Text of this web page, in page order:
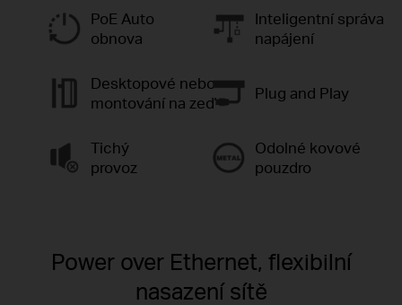
PoE Auto
obnova
Inteligentní správa
napájení
Desktopové nebo
montování na zeď
Plug and Play
Tichý
provoz
Odolné kovové
pouzdro
Power over Ethernet, flexibilní
nasazení sítě